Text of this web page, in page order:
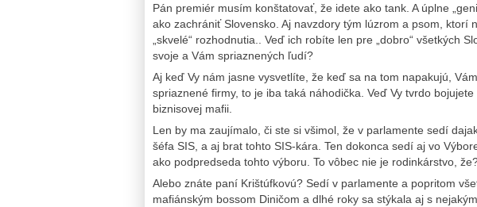
Pán premiér musím konštatovať, že idete ako tank. A úplne
ako zachrániť Slovensko. Aj navzdory tým lúzrom a psom, ktorí
„skvelé“ rozhodnutia.. Veď ich robíte len pre „dobro“ všetkých
svoje a Vám spriaznených ľudí?
Aj keď Vy nám jasne vysvetlíte, že keď sa na tom napakujú,
spriaznené firmy, to je iba taká náhodička. Veď Vy tvrdo
biznisovej mafii.
Len by ma zaujímalo, či ste si všimol, že v parlamente sedí
šéfa SIS, a aj brat tohto SIS-kára. Ten dokonca sedí aj vo
ako podpredseda tohto výboru. To vôbec nie je rodinkárstvo,
Alebo znáte paní Krištúfkovú? Sedí v parlamente a popritom
mafiánským bossom Diničom a dlhé roky sa stýkala aj s